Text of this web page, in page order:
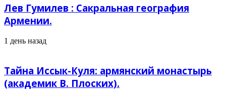
Лев Гумилев : Сакральная география
Армении.
1 день назад
Тайна Иссык-Куля: армянский монастырь
(академик В. Плоских).